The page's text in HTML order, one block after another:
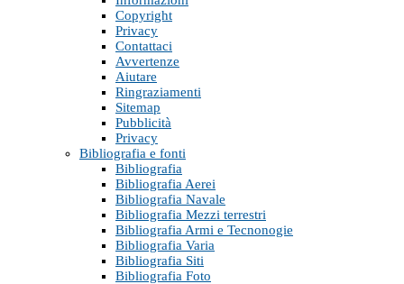
Copyright
Privacy
Contattaci
Avvertenze
Aiutare
Ringraziamenti
Sitemap
Pubblicità
Privacy
Bibliografia e fonti
Bibliografia
Bibliografia Aerei
Bibliografia Navale
Bibliografia Mezzi terrestri
Bibliografia Armi e Tecnonogie
Bibliografia Varia
Bibliografia Siti
Bibliografia Foto